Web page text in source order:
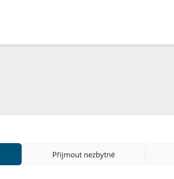
Přijmout nezbytné